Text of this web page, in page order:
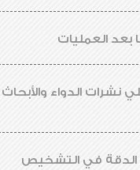
بعد العمليات
نشرات الدواء والأبحاث
الدقة في التشخيص